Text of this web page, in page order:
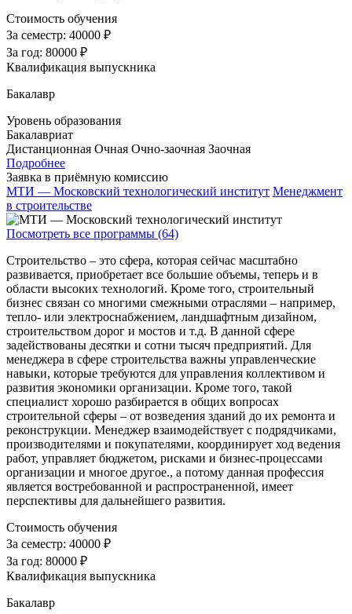
Стоимость обучения
За семестр: 40000 ₽
За год: 80000 ₽
Квалификация выпускника
Бакалавр
Уровень образования
Бакалавриат
Дистанционная Очная Очно-заочная Заочная
Подробнее
Заявка в приёмную комиссию
МТИ — Московский технологический институт Менеджмент
в строительстве
Посмотреть все программы (64)
Строительство – это сфера, которая сейчас масштабно
развивается, приобретает все большие объемы, теперь и в
области высоких технологий. Кроме того, строительный
бизнес связан со многими смежными отраслями – например,
тепло- или электроснабжением, ландшафтным дизайном,
строительством дорог и мостов и т.д. В данной сфере
задействованы десятки и сотни тысяч предприятий. Для
менеджера в сфере строительства важны управленческие
навыки, которые требуются для управления коллективом и
развития экономики организации. Кроме того, такой
специалист хорошо разбирается в общих вопросах
строительной сферы – от возведения зданий до их ремонта и
реконструкции. Менеджер взаимодействует с подрядчиками,
производителями и покупателями, координирует ход ведения
работ, управляет бюджетом, рисками и бизнес-процессами
организации и многое другое., а потому данная профессия
является востребованной и распространенной, имеет
перспективы для дальнейшего развития.
Стоимость обучения
За семестр: 40000 ₽
За год: 80000 ₽
Квалификация выпускника
Бакалавр